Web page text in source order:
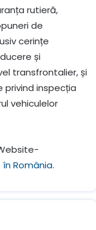
rutieră,
de
cerințe
și
transfrontalier, și
privind inspecția
vehiculelor
România.